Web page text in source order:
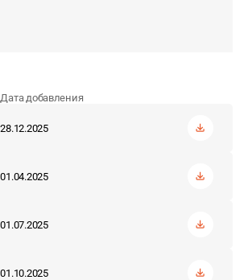
Дата добавления
28.12.2025
01.04.2025
01.07.2025
01.10.2025